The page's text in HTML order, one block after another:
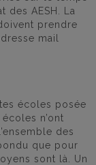
des AESH. La
prendre
mail
écoles posée
n’ont
des
que pour
sont là. Un